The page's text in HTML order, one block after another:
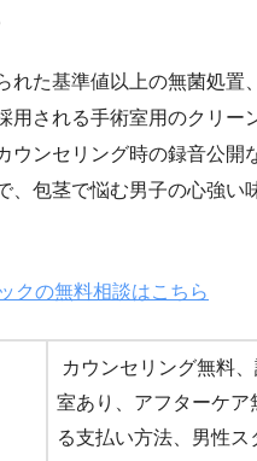
れた基準値以上の無菌処置
用される手術室用のクリー
ウンセリング時の録音公開
、包茎で悩む男子の心強い
クの無料相談はこちら
カウンセリング無料
室あり、アフターケア
る支払い方法、男性ス